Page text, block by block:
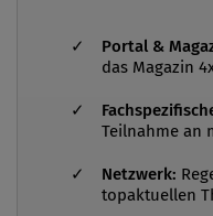
Portal &
das Magazin
Teilnahme an
Netzwerk:
topaktuellen